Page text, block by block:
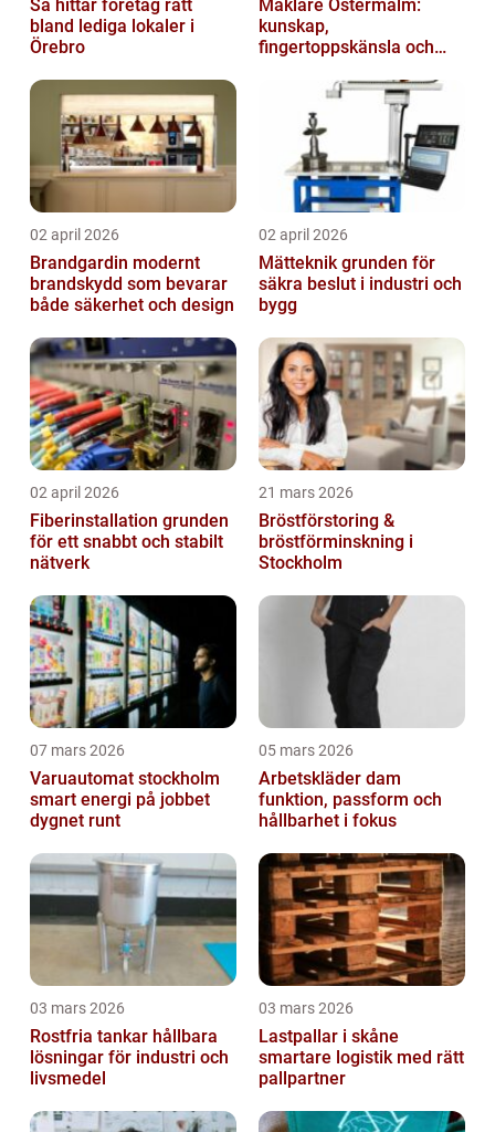
Så hittar företag rätt
bland lediga lokaler i
Örebro
Mäklare Östermalm:
kunskap,
fingertoppskänsla och
02 april 2026
Brandgardin modernt
brandskydd som bevarar
både säkerhet och design
02 april 2026
Mätteknik grunden för
säkra beslut i industri och
bygg
02 april 2026
Fiberinstallation grunden
för ett snabbt och stabilt
nätverk
21 mars 2026
Bröstförstoring &
bröstförminskning i
Stockholm
07 mars 2026
Varuautomat stockholm
smart energi på jobbet
dygnet runt
05 mars 2026
Arbetskläder dam
funktion, passform och
hållbarhet i fokus
03 mars 2026
Rostfria tankar hållbara
lösningar för industri och
livsmedel
03 mars 2026
Lastpallar i skåne
smartare logistik med rätt
pallpartner